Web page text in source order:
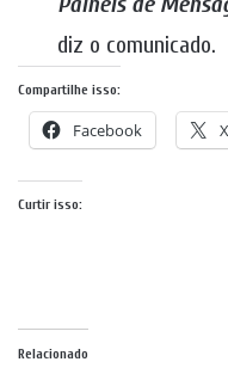
diz o comunicado.
Compartilhe isso:
Facebook X
Curtir isso:
Relacionado